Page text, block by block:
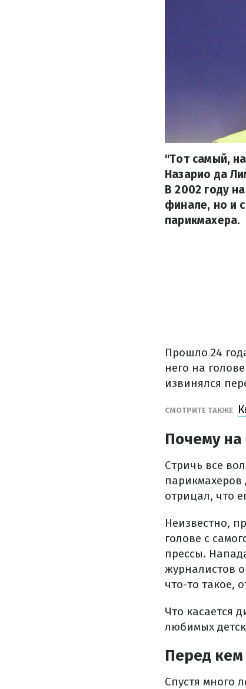
"Тот самый,
Назарио да
В 2002 году
финале, но и
парикмахера.
Прошло 24
него на
извинялся
СМОТРИТЕ ТАКЖЕ
Почему на
Стричь все
парикмахеров
отрицал, что
Неизвестно,
голове с
прессы.
журналистов
что-то такое,
Что касается
любимых
Перед кем
Спустя много